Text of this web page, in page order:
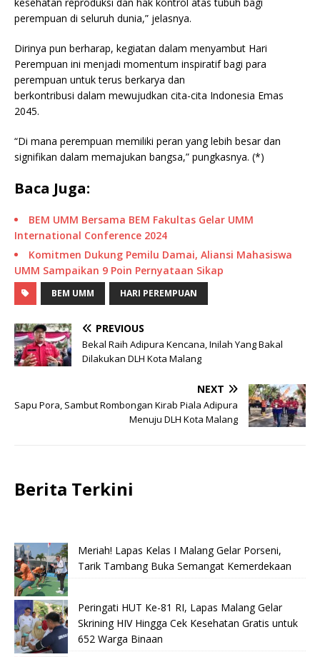
perempuan di seluruh dunia,” jelasnya.
Dirinya pun berharap, kegiatan dalam menyambut Hari
Perempuan ini menjadi momentum inspiratif bagi para
perempuan untuk terus berkarya dan
berkontribusi dalam mewujudkan cita-cita Indonesia Emas
2045.
“Di mana perempuan memiliki peran yang lebih besar dan
signifikan dalam memajukan bangsa,” pungkasnya. (*)
Baca Juga:
BEM UMM Bersama BEM Fakultas Gelar UMM
International Conference 2024
Komitmen Dukung Pemilu Damai, Aliansi Mahasiswa
UMM Sampaikan 9 Poin Pernyataan Sikap
BEM UMM HARI PEREMPUAN
PREVIOUS
Bekal Raih Adipura Kencana, Inilah Yang Bakal
Dilakukan DLH Kota Malang
NEXT
Sapu Pora, Sambut Rombongan Kirab Piala Adipura
Menuju DLH Kota Malang
Berita Terkini
Meriah! Lapas Kelas I Malang Gelar Porseni,
Tarik Tambang Buka Semangat Kemerdekaan
Peringati HUT Ke-81 RI, Lapas Malang Gelar
Skrining HIV Hingga Cek Kesehatan Gratis untuk
652 Warga Binaan